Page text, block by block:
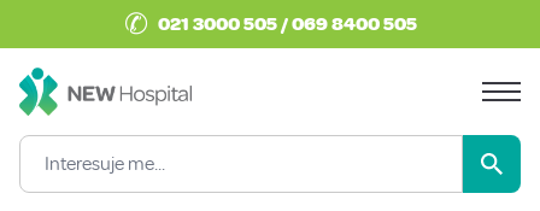
✆ 021 3000 505 / 069 8400 505